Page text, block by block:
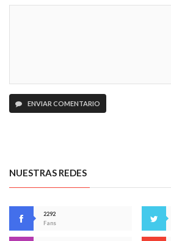
ENVIAR COMENTARIO
NUESTRAS REDES
2292
Fans